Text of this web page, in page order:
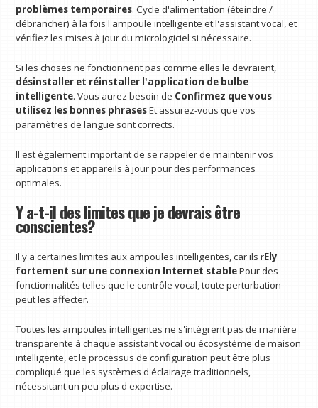
problèmes temporaires. Cycle d'alimentation (éteindre /
débrancher) à la fois l'ampoule intelligente et l'assistant vocal, et
vérifiez les mises à jour du micrologiciel si nécessaire.
Si les choses ne fonctionnent pas comme elles le devraient,
désinstaller et réinstaller l'application de bulbe
intelligente. Vous aurez besoin de Confirmez que vous
utilisez les bonnes phrasesEt assurez-vous que vos
paramètres de langue sont corrects.
Il est également important de se rappeler de maintenir vos
applications et appareils à jour pour des performances
optimales.
Y a-t-il des limites que je devrais être
conscientes?
Il y a certaines limites aux ampoules intelligentes, car ils rEly
fortement sur une connexion Internet stablePour des
fonctionnalités telles que le contrôle vocal, toute perturbation
peut les affecter.
Toutes les ampoules intelligentes ne s'intègrent pas de manière
transparente à chaque assistant vocal ou écosystème de maison
intelligente, et le processus de configuration peut être plus
compliqué que les systèmes d'éclairage traditionnels,
nécessitant un peu plus d'expertise.